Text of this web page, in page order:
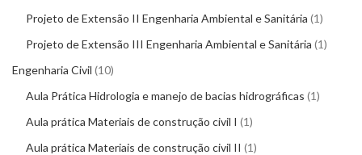
Projeto de Extensão II Engenharia Ambiental e Sanitária 1
Projeto de Extensão III Engenharia Ambiental e Sanitária 1
Engenharia Civil 10
Aula Prática Hidrologia e manejo de bacias hidrográficas 1
Aula prática Materiais de construção civil I 1
Aula prática Materiais de construção civil II 1